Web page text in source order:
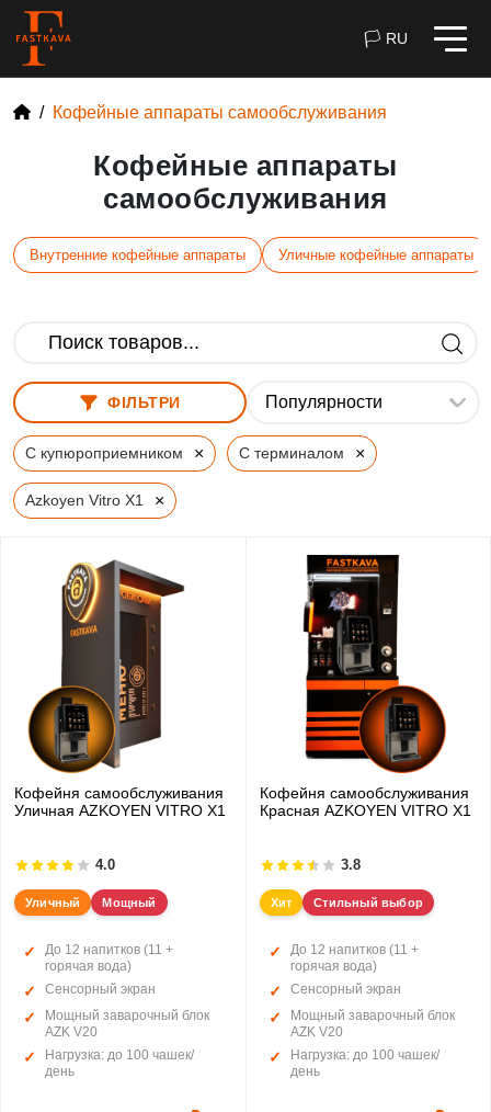
🏳 RU
Кофейные аппараты самообслуживания
Кофейные аппараты
самообслуживания
Внутренние кофейные аппараты Уличные кофейные аппараты
ФІЛЬТРИ
С купюроприемником × С терминалом ×
Azkoyen Vitro X1 ×
Кофейня самообслуживания
Уличная AZKOYEN VITRO X1
4.0
Уличный Мощный
До 12 напитков (11 +
горячая вода)
Сенсорный экран
Мощный заварочный блок
AZK V20
Нагрузка: до 100 чашек/
день
Кофейня самообслуживания
Красная AZKOYEN VITRO X1
3.8
Хит Стильный выбор
До 12 напитков (11 +
горячая вода)
Сенсорный экран
Мощный заварочный блок
AZK V20
Нагрузка: до 100 чашек/
день